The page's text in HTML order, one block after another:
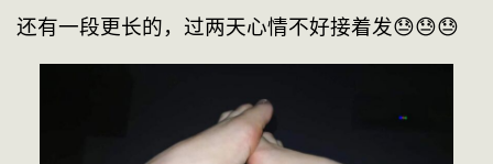
还有一段更长的，过两天心情不好接着发😓😓😓